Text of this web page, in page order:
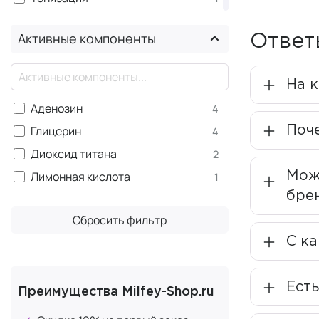
Уменьшение отечности 1
Активные компоненты
Аденозин 4
Глицерин 4
Диоксид титана 2
Лимонная кислота 1
Сбросить фильтр
Преимущества Milfey-Shop.ru
Сегодня
развивать
Institut
В основе
учат кожу
Cellular
В основе
Institut
повышает
На
С